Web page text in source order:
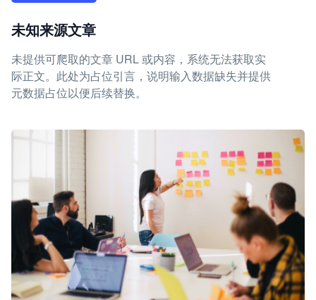
未知来源文章
未提供可爬取的文章 URL 或内容，系统无法获取实
际正文。此处为占位引言，说明输入数据缺失并提供
元数据占位以便后续替换。